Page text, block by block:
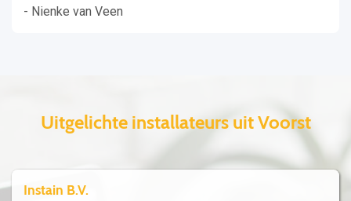
- Nienke van Veen
Uitgelichte installateurs uit Voorst
Instain B.V.